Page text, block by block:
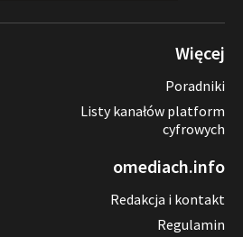
Więcej
Poradniki
Listy kanałów platform
cyfrowych
omediach.info
Redakcja i kontakt
Regulamin